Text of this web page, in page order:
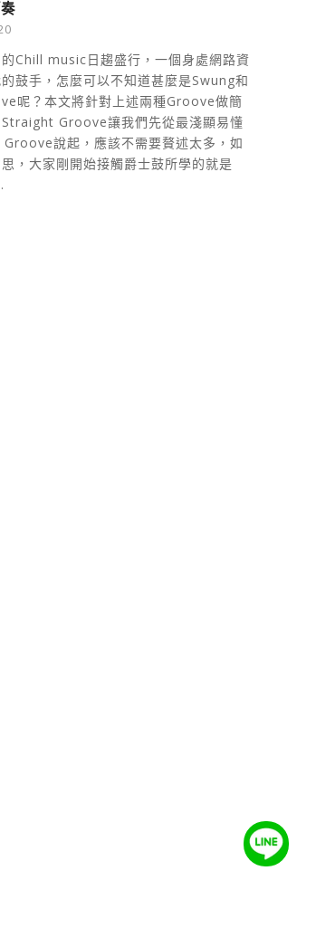
Chill music日趨盛行，一個身處網路資
鼓手，怎麼可以不知道甚麼是Swung和
呢？本文將針對上述兩種Groove做簡
Groove讓我們先從最淺顯易懂
說起，應該不需要贅述太多，如
，大家剛開始接觸爵士鼓所學的就是